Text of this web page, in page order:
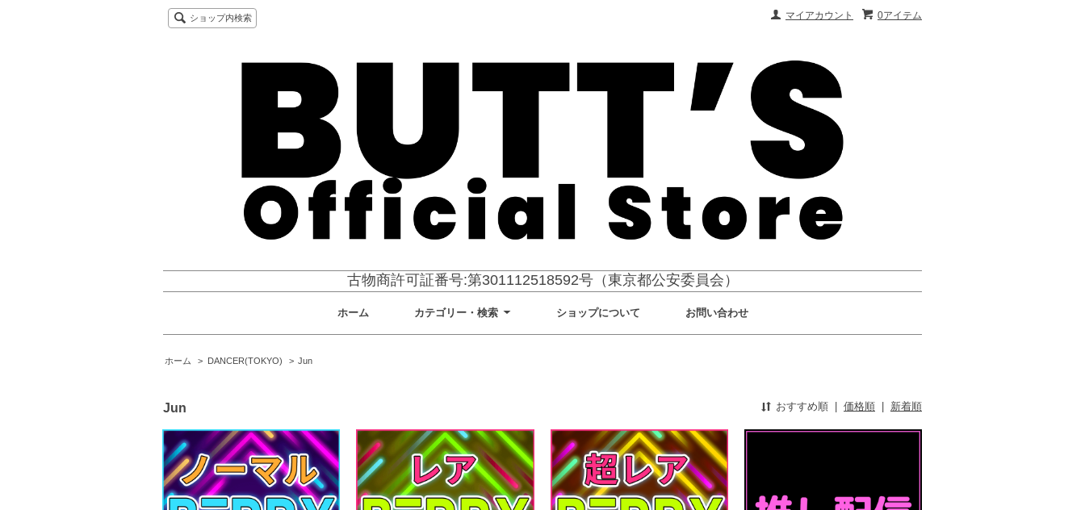
0アイテム
マイアカウント
ショップ内検索
古物商許可証番号:第301112518592号（東京都公安委員会）
ホーム カテゴリー・検索 ショップについて お問い合わせ
ホーム > DANCER(TOKYO) > Jun
Jun おすすめ順 価格順 新着順